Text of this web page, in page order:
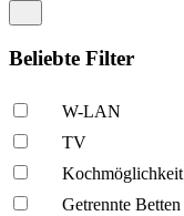
Beliebte Filter
W-LAN
TV
Kochmöglich­keit
Getrennte Betten